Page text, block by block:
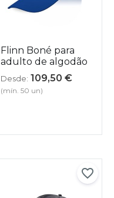
Flinn Boné para
adulto de algodão
Desde: 109,50 €
(mín. 50 un)